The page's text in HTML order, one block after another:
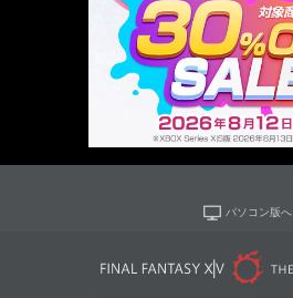
パソコン版へ